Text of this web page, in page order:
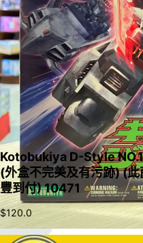
入購物車
Kotobukiya D-Style
(外盒不完美及有污跡) (
豐到付) 10471
$120.0